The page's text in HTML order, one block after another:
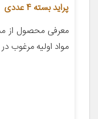
پراید بسته 4 عددی
معرفی محصول از
مواد اولیه مرغوب